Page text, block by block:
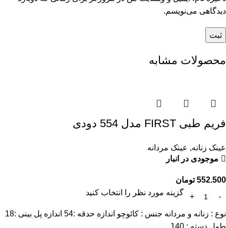
دیدگاهی می‌نویسم.
محصولات مشابه
فریم طبی FIRST مدل 554 دودی
عینک زنانه, عینک مردانه
موجودی در انبار
552.500 تومان
گزینه مورد نظر را انتخاب کنید
نوع : زنانه و مردانه جنس : کائوچو اندازه حدقه :54 اندازه پل بینی :18
طول دسته : 140